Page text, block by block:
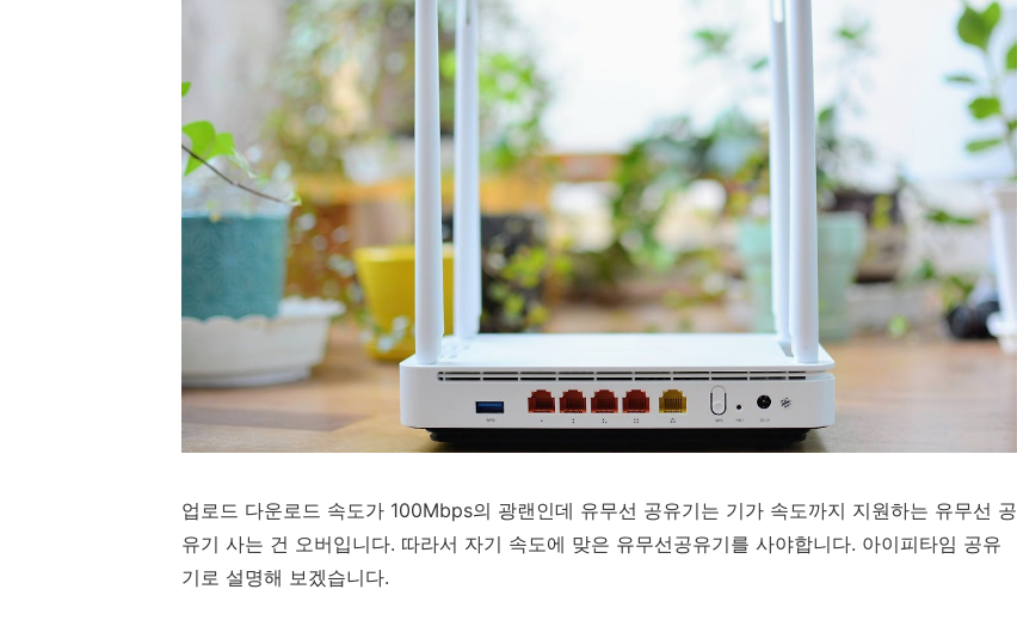
업로드 다운로드 속도가 100Mbps의 광랜인데 유무선 공유기는 기가 속도까지 지원하는 유무선 공
유기 사는 건 오버입니다. 따라서 자기 속도에 맞은 유무선공유기를 사야합니다. 아이피타임 공유
기로 설명해 보겠습니다.